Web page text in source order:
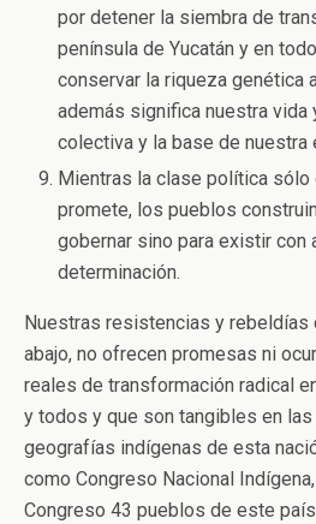
por detener la siembra de
península de Yucatán y en
conservar la riqueza genética
además significa nuestra vida
colectiva y la base de nuestra
Mientras la clase política sólo
promete, los pueblos
gobernar sino para existir con
determinación.
Nuestras resistencias y
abajo, no ofrecen promesas ni
reales de transformación radical
y todos y que son tangibles en
geografías indígenas de esta
como Congreso Nacional
Congreso 43 pueblos de este